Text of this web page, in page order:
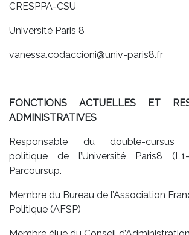
CRESPPA-CSU
Université Paris 8
vanessa.codaccioni@univ-paris8.fr
FONCTIONS ACTUELLES ET
ADMINISTRATIVES
Responsable du double-cursus
politique de l’Université Paris8
Parcoursup.
Membre du Bureau de l’Association
Politique (AFSP)